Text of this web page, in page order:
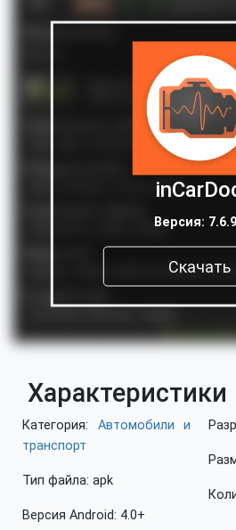
Версия:
Скачать
Характеристики
Категория: Автомобили и
транспорт
Тип файла: apk
Версия Android: 4.0+